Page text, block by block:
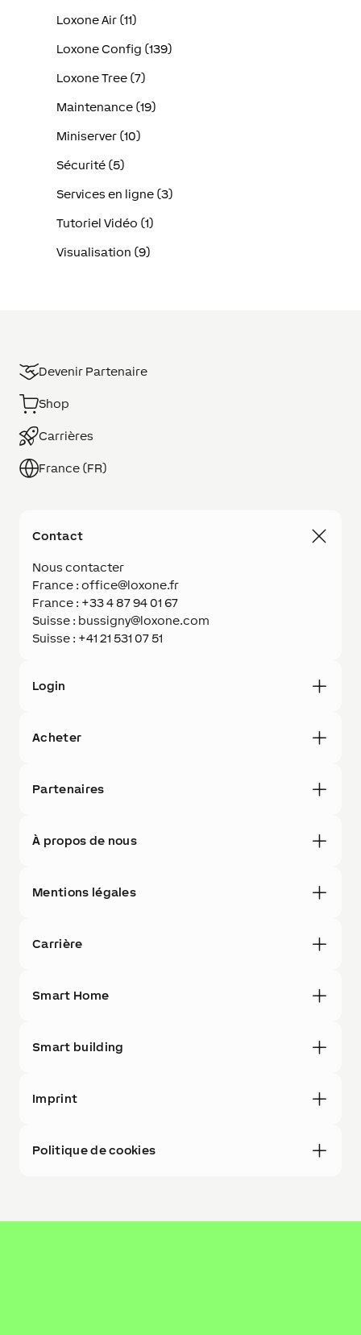
Loxone Air (11)
Loxone Config (139)
Loxone Tree (7)
Maintenance (19)
Miniserver (10)
Sécurité (5)
Services en ligne (3)
Tutoriel Vidéo (1)
Visualisation (9)
Devenir Partenaire
Shop
Carrières
France (FR)
Contact
Nous contacter
France : office@loxone.fr
France : +33 4 87 94 01 67
Suisse : bussigny@loxone.com
Suisse : +41 21 531 07 51
Login
Acheter
Partenaires
À propos de nous
Mentions légales
Carrière
Smart Home
Smart building
Imprint
Politique de cookies